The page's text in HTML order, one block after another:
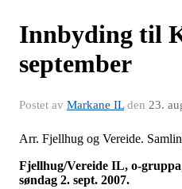
Innbyding til
september
Postet av Markane ILden 23.
Arr. Fjellhug og Vereide.
Fjellhug/Vereide IL, o-gruppa
søndag 2. sept. 2007.